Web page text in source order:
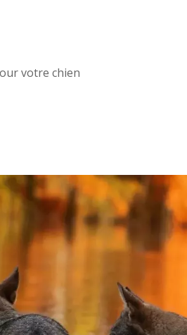
votre chien